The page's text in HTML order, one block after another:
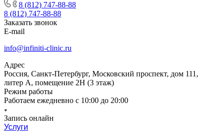
8 (812) 747-88-88
8 (812) 747-88-88
Заказать звонок
E-mail
info@infiniti-clinic.ru
Адрес
Россия, Санкт-Петербург, Московский проспект, дом 111,
литер А, помещение 2Н (3 этаж)
Режим работы
Работаем ежедневно с 10:00 до 20:00
Запись онлайн
Услуги